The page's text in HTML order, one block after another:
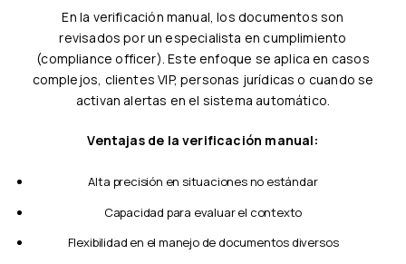
En la verificación manual, los documentos son
revisados por un especialista en cumplimiento
(compliance officer). Este enfoque se aplica en casos
complejos, clientes VIP, personas jurídicas o cuando se
activan alertas en el sistema automático.
Ventajas de la verificación manual:
Alta precisión en situaciones no estándar
Capacidad para evaluar el contexto
Flexibilidad en el manejo de documentos diversos